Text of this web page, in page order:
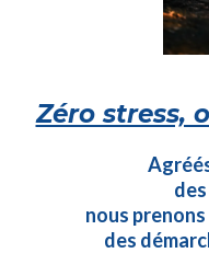
Zéro stress,
nous
des